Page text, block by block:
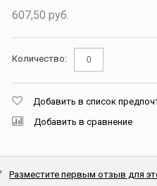
607,50 руб.
Количество:
Добавить в список
Добавить в сравнение
Разместите первым отзыв для